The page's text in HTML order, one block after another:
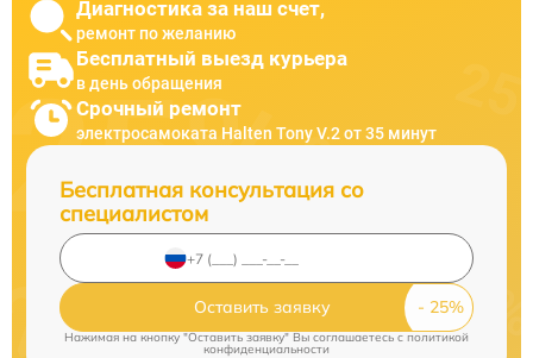
Диагностика за наш счет,
ремонт по желанию
Бесплатный выезд курьера
в день обращения
Срочный ремонт
электросамоката Halten Tony V.2 от 35 минут
Бесплатная консультация со
специалистом
Оставить заявку
Нажимая на кнопку "Оставить заявку" Вы соглашаетесь cполитикой
конфиденциальности